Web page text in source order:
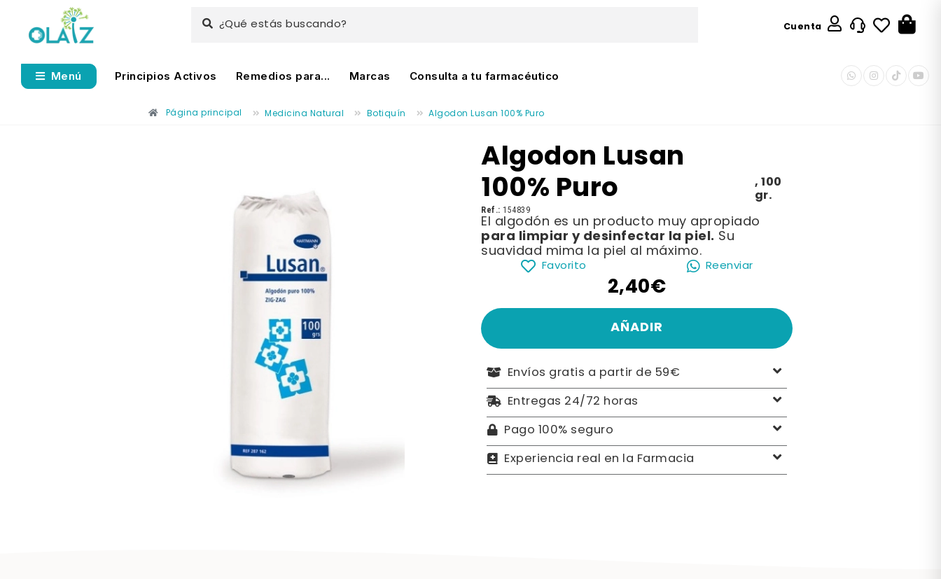
¿Qué estás buscando? Cuenta
Menú Principios Activos Remedios para... Marcas Consulta a tu farmacéutico
Página principal Medicina Natural Botiquín Algodon Lusan 100% Puro
Algodon Lusan
100% Puro ,100
gr.
Ref.: 154839
El algodón es un producto muy apropiado
para limpiar y desinfectar la piel. Su
suavidad mima la piel al máximo.
Favorito Reenviar
2,40€
AÑADIR
Envíos gratis a partir de 59€
Entregas 24/72 horas
Pago 100% seguro
Experiencia real en la Farmacia